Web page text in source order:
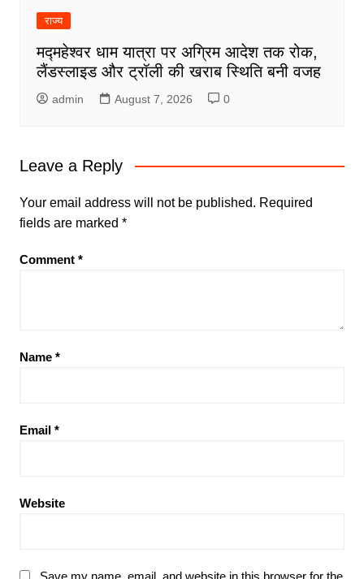
राज्य
मद्महेश्वर धाम यात्रा पर अग्रिम आदेश तक रोक,
लैंडस्लाइड और ट्रॉली की खराब स्थिति बनी वजह
admin August 7, 2026 0
Leave a Reply
Your email address will not be published. Required
fields are marked *
Comment *
Name *
Email *
Website